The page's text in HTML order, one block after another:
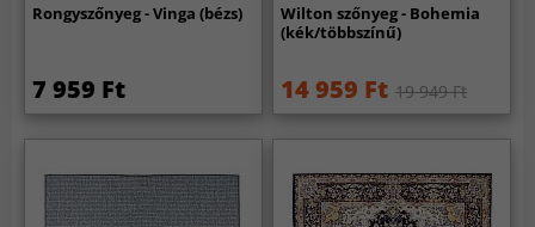
Rongyszőnyeg - Vinga (bézs)
7 959 Ft
Wilton szőnyeg - Bohemia
(kék/többszínű)
14 959 Ft 19 949 Ft